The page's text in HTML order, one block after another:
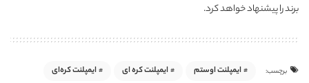
برند را پیشنهاد خواهد کرد.
برچسب: ایمپلنت اوستم ایمپلنت کره ای
ایمپلنت کره‌ای